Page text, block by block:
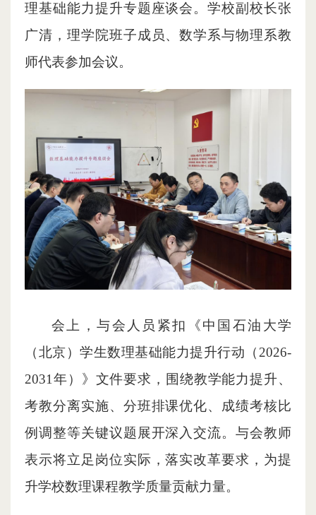
理基础能力提升专题座谈会。学校副校长张
广清，理学院班子成员、数学系与物理系教
师代表参加会议。
会上，与会人员紧扣《中国石油大学
（北京）学生数理基础能力提升行动（2026-
2031年）》文件要求，围绕教学能力提升、
考教分离实施、分班排课优化、成绩考核比
例调整等关键议题展开深入交流。与会教师
表示将立足岗位实际，落实改革要求，为提
升学校数理课程教学质量贡献力量。